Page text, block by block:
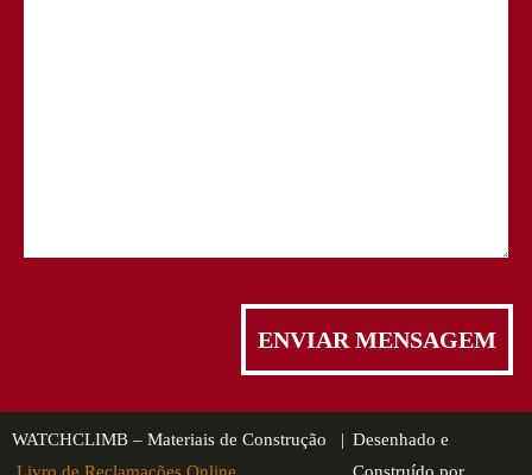
WATCHCLIMB – Materiais de Construção |
Livro de Reclamações Online
Desenhado e
Construído por